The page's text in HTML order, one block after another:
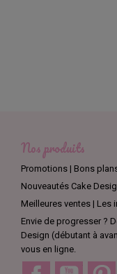
Nos produits
Promotions | Bons
Nouveautés Cake
Meilleures ventes | Les
Envie de progresser ?
Design (débutant à
vous en ligne.
Facebook YouTube